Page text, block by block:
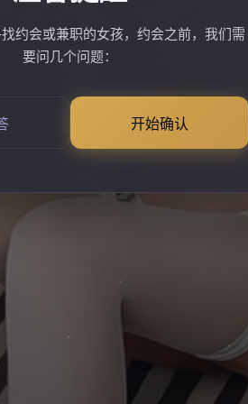
约会或兼职的女孩，约会之前，我们需
要问几个问题：
开始确认